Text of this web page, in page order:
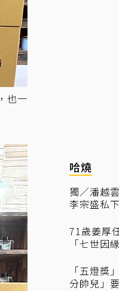
也一
哈燒
獨／潘越
李宗盛私
71歲姜厚
「七世因
「五燈獎
分帥兒」